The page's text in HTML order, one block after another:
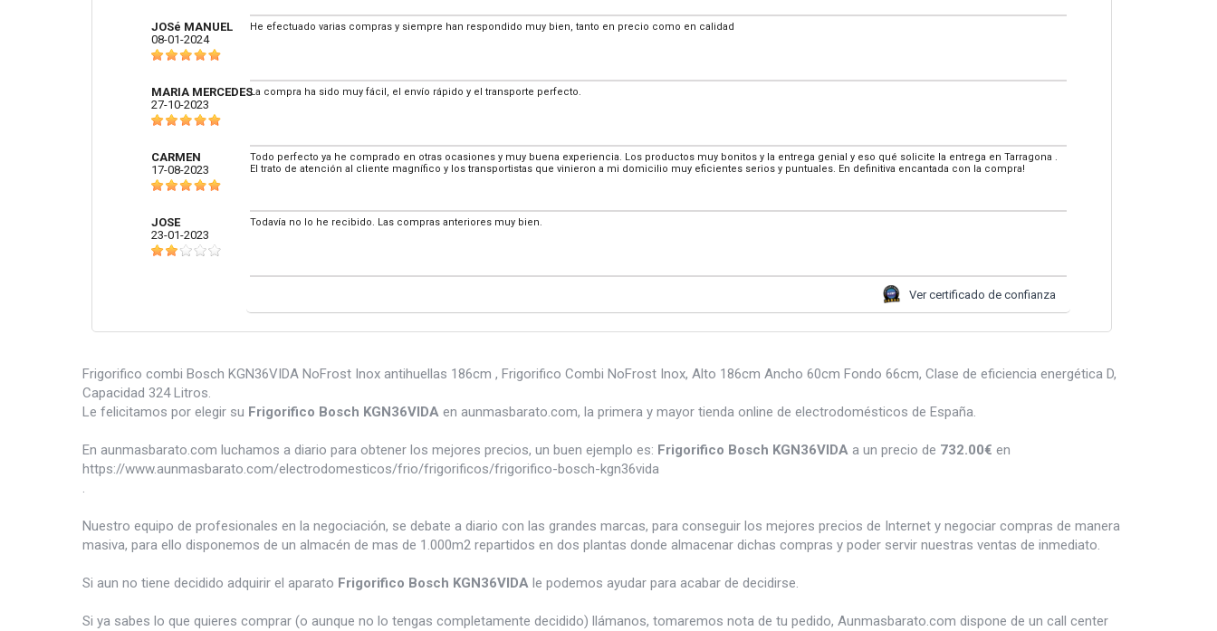
JOSé MANUEL
08-01-2024
He efectuado varias compras y siempre han respondido muy bien, tanto en precio como en calidad
MARIA MERCEDES
27-10-2023
La compra ha sido muy fácil, el envío rápido y el transporte perfecto.
CARMEN
17-08-2023
Todo perfecto ya he comprado en otras ocasiones y muy buena experiencia. Los productos muy bonitos y la entrega genial y eso qué solicite la entrega en Tarragona .
El trato de atención al cliente magnífico y los transportistas que vinieron a mi domicilio muy eficientes serios y puntuales. En definitiva encantada con la compra!
JOSE
23-01-2023
Todavía no lo he recibido. Las compras anteriores muy bien.
Ver certificado de confianza
Frigorifico combi Bosch KGN36VIDA NoFrost Inox antihuellas 186cm , Frigorifico Combi NoFrost Inox, Alto 186cm Ancho 60cm Fondo 66cm, Clase de eficiencia energética D,
Capacidad 324 Litros.
Le felicitamos por elegir su Frigorifico Bosch KGN36VIDA en aunmasbarato.com, la primera y mayor tienda online de electrodomésticos de España.
En aunmasbarato.com luchamos a diario para obtener los mejores precios, un buen ejemplo es: Frigorifico Bosch KGN36VIDA a un precio de 732.00€ en
https://www.aunmasbarato.com/electrodomesticos/frio/frigorificos/frigorifico-bosch-kgn36vida
.
Nuestro equipo de profesionales en la negociación, se debate a diario con las grandes marcas, para conseguir los mejores precios de Internet y negociar compras de manera
masiva, para ello disponemos de un almacén de mas de 1.000m2 repartidos en dos plantas donde almacenar dichas compras y poder servir nuestras ventas de inmediato.
Si aun no tiene decidido adquirir el aparato Frigorifico Bosch KGN36VIDA le podemos ayudar para acabar de decidirse.
Si ya sabes lo que quieres comprar (o aunque no lo tengas completamente decidido) llámanos, tomaremos nota de tu pedido, Aunmasbarato.com dispone de un call center